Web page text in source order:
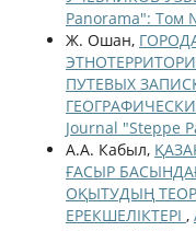
Panorama": Том
Ж. Ошан,
ПУТЕВЫХ
Journal "Steppe
А.А. Кабыл,
ҒАСЫР
ОҚЫТУДЫҢ
ЕРЕКШЕЛІКТЕРІ ,